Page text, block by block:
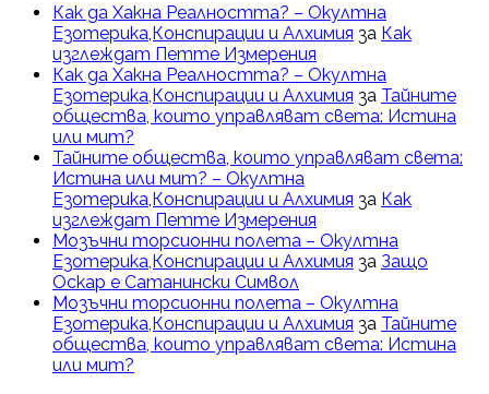
Как да Хакна Реалността? – Окултна
Езотерика,Конспирации и Алхимия за Как
изглеждат Петте Измерения
Как да Хакна Реалността? – Окултна
Езотерика,Конспирации и Алхимия за Тайните
общества, които управляват света: Истина
или мит?
Тайните общества, които управляват света:
Истина или мит? – Окултна
Езотерика,Конспирации и Алхимия за Как
изглеждат Петте Измерения
Мозъчни торсионни полета – Окултна
Езотерика,Конспирации и Алхимия за Защо
Оскар е Сатанински Символ
Мозъчни торсионни полета – Окултна
Езотерика,Конспирации и Алхимия за Тайните
общества, които управляват света: Истина
или мит?